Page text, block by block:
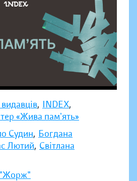
, INDEX,
«Жива памʼять»
Судин, Богдана
Лютий, Світлана
"Жорж"